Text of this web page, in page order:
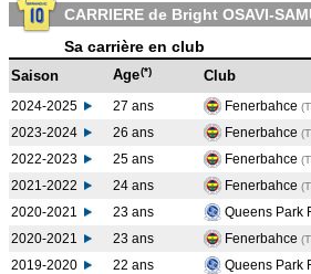
CARRIERE de Bright OSAVI-
Sa carrière en club
Saison Age(*) Club
2024-2025 27 ans Fenerbahce
2023-2024
26 ans Fenerbahce
2022-2023
25 ans Fenerbahce
2021-2022
24 ans Fenerbahce
2020-2021
23 ans Queens Park
2020-2021
23 ans Fenerbahce
2019-2020
22 ans Queens Park